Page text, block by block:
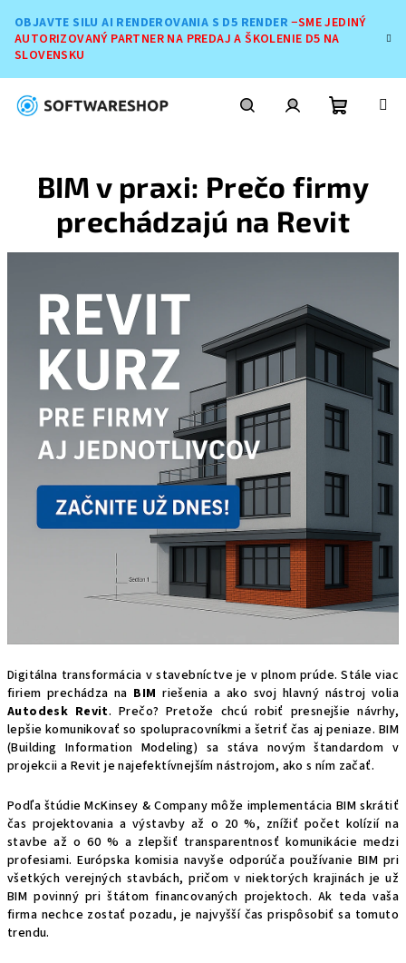
obsah
OBJAVTE SILU AI RENDEROVANIA S D5 RENDER −SME JEDINÝ
AUTORIZOVANÝ PARTNER NA PREDAJ A ŠKOLENIE D5 NA
SLOVENSKU
košík
BIM v praxi: Prečo firmy
prechádzajú na Revit
Digitálna transformácia v stavebníctve je v plnom prúde. Stále viac
firiem prechádza na BIM riešenia a ako svoj hlavný nástroj volia
Autodesk Revit. Prečo? Pretože chcú robiť presnejšie návrhy,
lepšie komunikovať so spolupracovníkmi a šetriť čas aj peniaze. BIM
(Building Information Modeling) sa stáva novým štandardom v
projekcii a Revit je najefektívnejším nástrojom, ako s ním začať.
Podľa štúdie McKinsey & Company môže implementácia BIM skrátiť
čas projektovania a výstavby až o 20 %, znížiť počet kolízií na
stavbe až o 60 % a zlepšiť transparentnosť komunikácie medzi
profesiami. Európska komisia navyše odporúča používanie BIM pri
všetkých verejných stavbách, pričom v niektorých krajinách je už
BIM povinný pri štátom financovaných projektoch. Ak teda vaša
firma nechce zostať pozadu, je najvyšší čas prispôsobiť sa tomuto
trendu.